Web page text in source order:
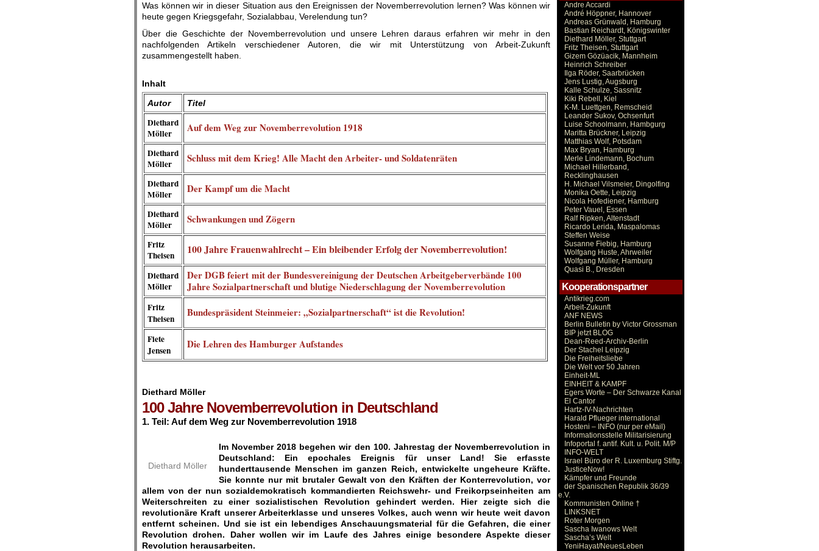
Was können wir in dieser Situation aus den Ereignissen der Novemberrevolution lernen? Was können wir
heute gegen Kriegsgefahr, Sozialabbau, Verelendung tun?
Über die Geschichte der Novemberrevolution und unsere Lehren daraus erfahren wir mehr in den
nachfolgenden Artikeln verschiedener Autoren, die wir mit Unterstützung von Arbeit-Zukunft
zusammengestellt haben.
Inhalt
Autor
Titel
Diethard
Möller
Auf dem Weg zur Novemberrevolution 1918
Diethard
Möller
Schluss mit dem Krieg! Alle Macht den Arbeiter- und Soldatenräten
Diethard
Möller
Der Kampf um die Macht
Diethard
Möller
Schwankungen und Zögern
Fritz
Theisen
100 Jahre Frauenwahlrecht – Ein bleibender Erfolg der Novemberrevolution!
Diethard
Möller
Der DGB feiert mit der Bundesvereinigung der Deutschen Arbeitgeberverbände 100
Jahre Sozialpartnerschaft und blutige Niederschlagung der Novemberrevolution
Fritz
Theisen
Bundespräsident Steinmeier: „Sozialpartnerschaft“ ist die Revolution!
Fiete
Jensen
Die Lehren des Hamburger Aufstandes
Diethard Möller
100 Jahre Novemberrevolution in Deutschland
1. Teil: Auf dem Weg zur Novemberrevolution 1918
Diethard Möller
Im November 2018 begehen wir den 100. Jahrestag der Novemberrevolution in
Deutschland: Ein epochales Ereignis für unser Land! Sie erfasste
hunderttausende Menschen im ganzen Reich, entwickelte ungeheure Kräfte.
Sie konnte nur mit brutaler Gewalt von den Kräften der Konterrevolution, vor
allem von der nun sozialdemokratisch kommandierten Reichswehr- und Freikorpseinheiten am
Weiterschreiten zu einer sozialistischen Revolution gehindert werden. Hier zeigte sich die
revolutionäre Kraft unserer Arbeiterklasse und unseres Volkes, auch wenn wir heute weit davon
entfernt scheinen. Und sie ist ein lebendiges Anschauungsmaterial für die Gefahren, die einer
Revolution drohen. Daher wollen wir im Laufe des Jahres einige besondere Aspekte dieser
Revolution herausarbeiten.
Andre Accardi
André Höppner, Hannover
Andreas Grünwald, Hamburg
Bastian Reichardt, Königswinter
Diethard Möller, Stuttgart
Fritz Theisen, Stuttgart
Gizem Gözüacik, Mannheim
Heinrich Schreiber
Ilga Röder, Saarbrücken
Jens Lustig, Augsburg
Kalle Schulze, Sassnitz
Kiki Rebell, Kiel
K-M. Luettgen, Remscheid
Leander Sukov, Ochsenfurt
Luise Schoolmann, Hambgurg
Maritta Brückner, Leipzig
Matthias Wolf, Potsdam
Max Bryan, Hamburg
Merle Lindemann, Bochum
Michael Hillerband,
Recklinghausen
H. Michael Vilsmeier, Dingolfing
Monika Oette, Leipzig
Nicola Hofediener, Hamburg
Peter Vauel, Essen
Ralf Ripken, Altenstadt
Ricardo Lerida, Maspalomas
Steffen Weise
Susanne Fiebig, Hamburg
Wolfgang Huste, Ahrweiler
Wolfgang Müller, Hamburg
Quasi B., Dresden
Kooperationspartner
Antikrieg.com
Arbeit-Zukunft
ANF NEWS
Berlin Bulletin by Victor Grossman
BIP jetzt BLOG
Dean-Reed-Archiv-Berlin
Der Stachel Leipzig
Die Freiheitsliebe
Die Welt vor 50 Jahren
Einheit-ML
EINHEIT & KAMPF
Egers Worte – Der Schwarze Kanal
El Cantor
Hartz-IV-Nachrichten
Harald Pflueger international
Hosteni – INFO (nur per eMail)
Informationsstelle Militarisierung
Infoportal f. antif. Kult. u. Polit. M/P
INFO-WELT
Israel Büro der R. Luxemburg Stiftg.
JusticeNow!
Kämpfer und Freunde
der Spanischen Republik 36/39
e.V.
Kommunisten Online †
LINKSNET
Roter Morgen
Sascha Iwanows Welt
Sascha’s Welt
YeniHayat/NeuesLeben